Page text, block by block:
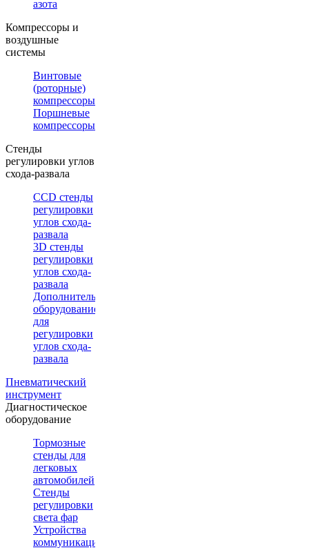
азота
Компрессоры и
воздушные
системы
Винтовые
(роторные)
компрессоры
Поршневые
компрессоры
Стенды
регулировки углов
схода-развала
CCD стенды
регулировки
углов схода-
развала
3D стенды
регулировки
углов схода-
развала
Дополнительное
оборудование
для
регулировки
углов схода-
развала
Пневматический
инструмент
Диагностическое
оборудование
Тормозные
стенды для
легковых
автомобилей
Стенды
регулировки
света фар
Устройства
коммуникации